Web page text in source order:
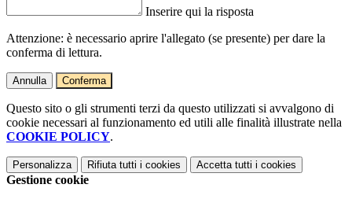
Inserire qui la risposta
Attenzione: è necessario aprire l'allegato (se presente) per dare la
conferma di lettura.
Annulla Conferma
Questo sito o gli strumenti terzi da questo utilizzati si avvalgono di
cookie necessari al funzionamento ed utili alle finalità illustrate nella
COOKIE POLICY.
Personalizza Rifiuta tutti i cookies Accetta tutti i cookies
Gestione cookie